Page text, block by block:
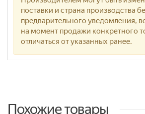
поставки и страна производства
предварительного уведомления,
на момент продажи конкретного
отличаться от указанных ранее.
Похожие товары